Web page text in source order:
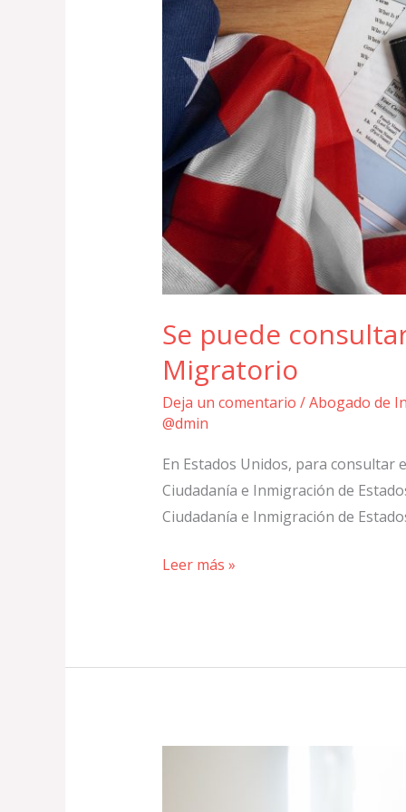
Se puede
Migratorio
Deja un comentario /Abogado de
@dmin
En Estados Unidos, para
Ciudadanía e Inmigración de
Ciudadanía e Inmigración de
Leer más »